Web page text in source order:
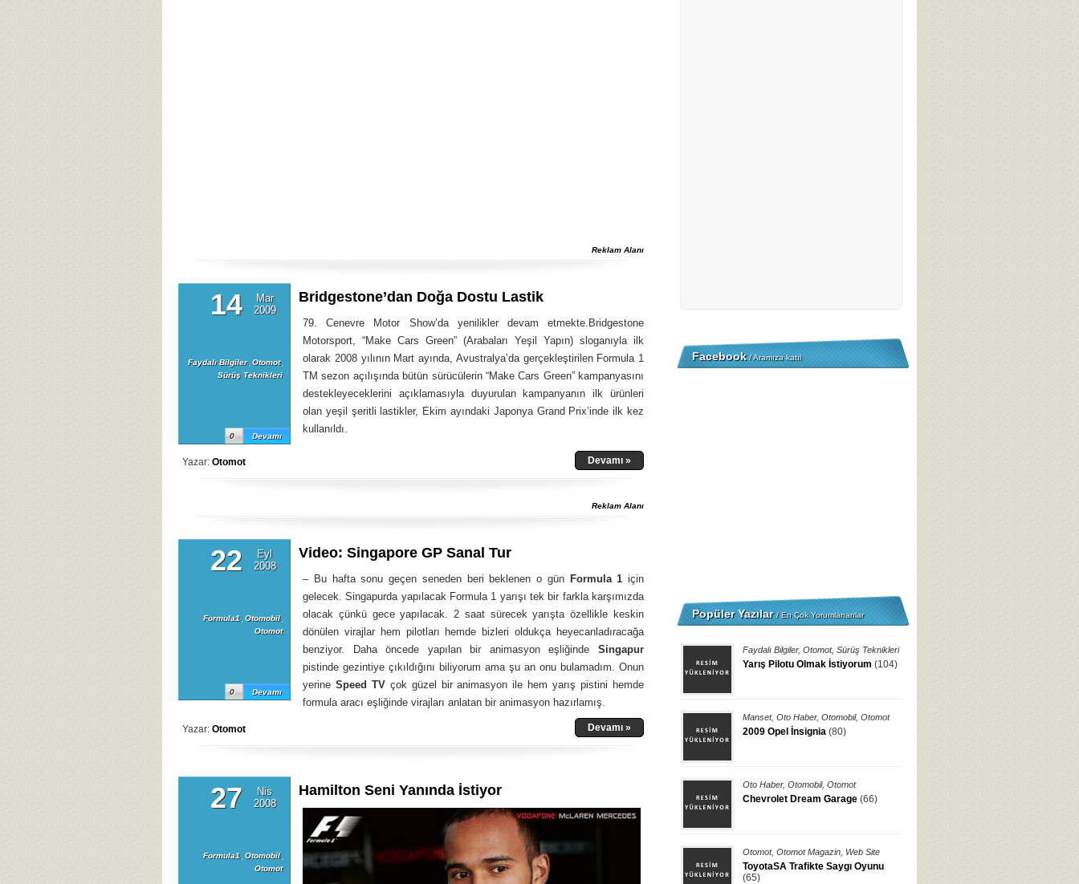
Reklam Alanı
14
Mar
2009
Faydalı Bilgiler, Otomot,
Sürüş Teknikleri
Devamı
0
Bridgestone’dan Doğa Dostu Lastik
79. Cenevre Motor Show’da yenilikler devam etmekte.Bridgestone
Motorsport, “Make Cars Green” (Arabaları Yeşil Yapın) sloganıyla ilk
olarak 2008 yılının Mart ayında, Avustralya’da gerçekleştirilen Formula 1
TM sezon açılışında bütün sürücülerin “Make Cars Green” kampanyasını
destekleyeceklerini açıklamasıyla duyurulan kampanyanın ilk ürünleri
olan yeşil şeritli lastikler, Ekim ayındaki Japonya Grand Prix’inde ilk kez
kullanıldı.
Yazar: Otomot Devamı »
Reklam Alanı
22
Eyl
2008
Formula1 Otomobil,
Otomot
Devamı
0
Video: Singapore GP Sanal Tur
– Bu hafta sonu geçen seneden beri beklenen o gün Formula 1 için
gelecek. Singapurda yapılacak Formula 1 yarışı tek bir farkla karşımızda
olacak çünkü gece yapılacak. 2 saat sürecek yarışta özellikle keskin
dönülen virajlar hem pilotları hemde bizleri oldukça heyecanladıracağa
benziyor. Daha öncede yapılan bir animasyon eşliğinde Singapur
pistinde gezintiye çıkıldığını biliyorum ama şu an onu bulamadım. Onun
yerine Speed TVçok güzel bir animasyon ile hem yarış pistini hemde
formula aracı eşliğinde virajları anlatan bir animasyon hazırlamış.
Yazar: Otomot Devamı »
27
Nis
2008
Formula1 Otomobil,
Otomot
Hamilton Seni Yanında İstiyor
Facebook/ Aramıza katıl
Popüler Yazılar/ En Çok Yorumlananlar
Faydalı Bilgiler, Otomot, Sürüş Teknikleri
Yarış Pilotu Olmak İstiyorum (104)
Manset, Oto Haber, Otomobil, Otomot
2009 Opel İnsignia (80)
Oto Haber, Otomobil, Otomot
Chevrolet Dream Garage (66)
Otomot, Otomot Magazin Web Site
ToyotaSA Trafikte Saygı Oyunu
(65)